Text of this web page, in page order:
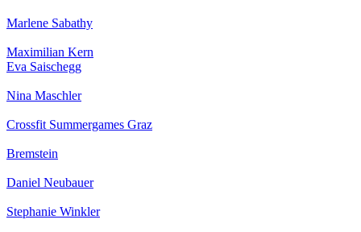
Marlene Sabathy
Maximilian Kern
Eva Saischegg
Nina Maschler
Crossfit Summergames Graz
Bremstein
Daniel Neubauer
Stephanie Winkler